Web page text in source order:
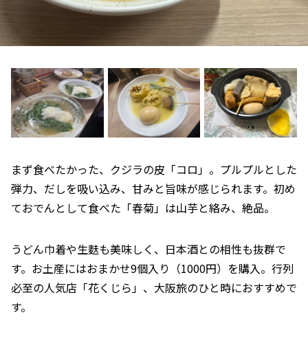
まず食べたかった、クジラの皮「コロ」。プルプルとした
弾力、だしを吸い込み、甘みと旨味が感じられます。初め
ておでんとして食べた「春菊」は山芋と絡み、絶品。
うどん巾着や生麩も美味しく、日本酒との相性も抜群で
す。お土産にはおまかせ9個入り（1000円）を購入。行列
必至の人気店「花くじら」、大阪旅のひと時におすすめで
す。